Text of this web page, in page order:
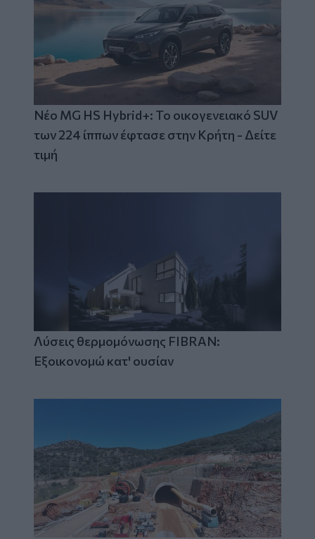
Νέο MG HS Hybrid+: Το οικογενειακό SUV
των 224 ίππων έφτασε στην Κρήτη - Δείτε
τιμή
Λύσεις θερμομόνωσης FIBRAN:
Εξοικονομώ κατ' ουσίαν